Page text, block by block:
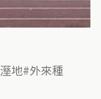
溼地 外來種